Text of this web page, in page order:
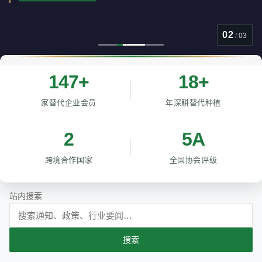
02 / 03
147+
家替代企业会员
18+
年深耕替代种植
2
跨境合作国家
5A
全国协会评级
站内搜索
搜索